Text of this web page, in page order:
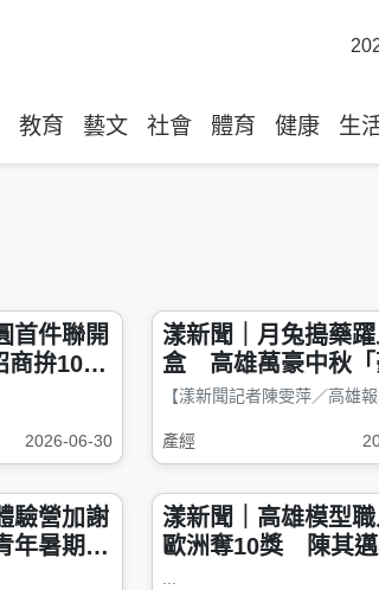
教育 藝文 社會 體育 健康 生
首件聯開
拚102
2026-06-30
漾新聞｜月兔搗藥
盒 高雄萬豪中秋「
盒」主打茶韻酒香
產經
驗營加謝
年暑期職
漾新聞｜高雄模型職
歐洲奪10獎 陳其